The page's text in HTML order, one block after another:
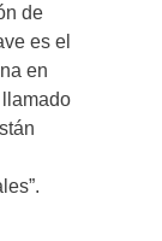
de
es el
en